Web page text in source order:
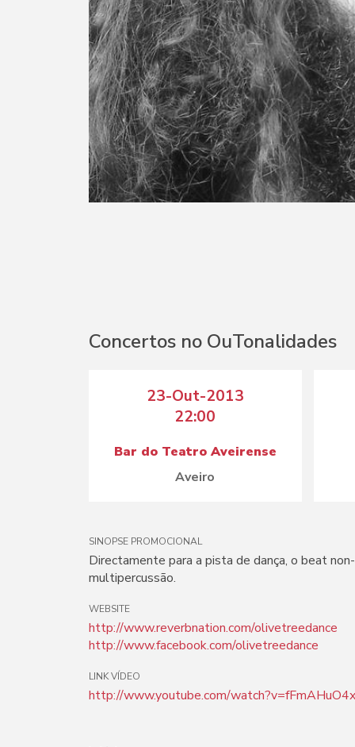
Concertos no OuTonalidades
23-Out-2013
22:00
Bar do Teatro Aveirense
Aveiro
SINOPSE PROMOCIONAL
Directamente para a pista de dança, o beat
multipercussão.
WEBSITE
http://www.reverbnation.com/olivetreedance
http://www.facebook.com/olivetreedance
LINK VÍDEO
http://www.youtube.com/